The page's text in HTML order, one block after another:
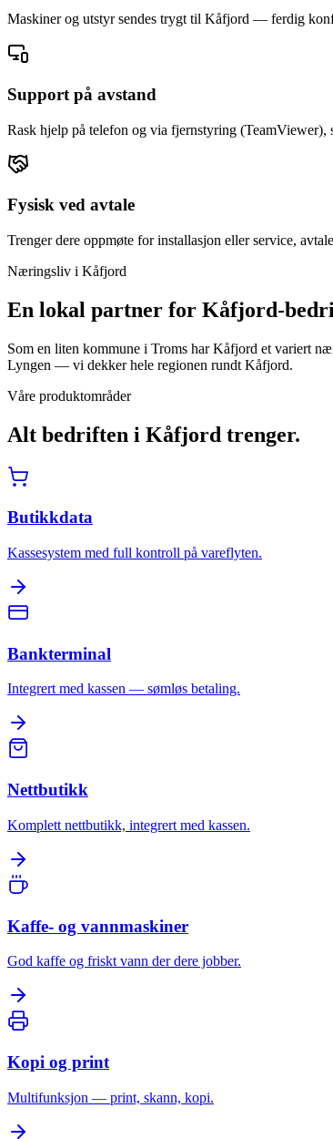
Maskiner og utstyr sendes trygt til Kåfjord — ferdig
Support på avstand
Rask hjelp på telefon og via fjernstyring (TeamViewer),
Fysisk ved avtale
Trenger dere oppmøte for installasjon eller service,
Næringsliv i Kåfjord
En lokal partner for Kåfjord-
Som en liten kommune i Troms har Kåfjord et variert
Lyngen — vi dekker hele regionen rundt Kåfjord.
Våre produktområder
Alt bedriften i Kåfjord trenger.
Butikkdata
Kassesystem med full kontroll på vareflyten.
Bankterminal
Integrert med kassen — sømløs betaling.
Nettbutikk
Komplett nettbutikk, integrert med kassen.
Kaffe- og vannmaskiner
God kaffe og friskt vann der dere jobber.
Kopi og print
Multifunksjon — print, skann, kopi.